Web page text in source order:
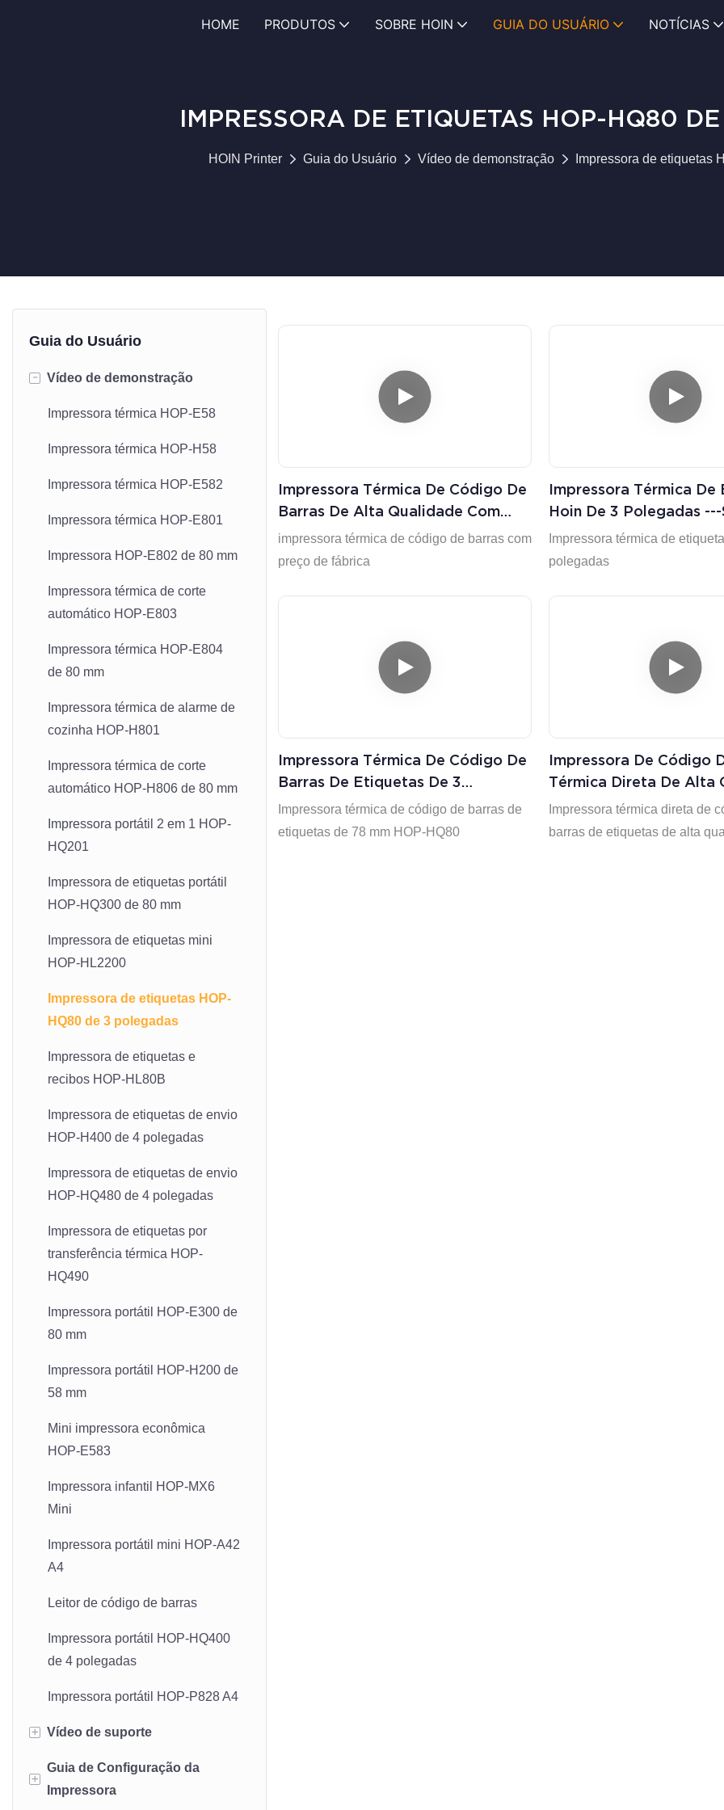
HOME PRODUTOS SOBRE HOIN GUIA DO USUÁRIO NOTÍCIAS
IMPRESSORA DE ETIQUETAS HOP-HQ80
HOIN Printer Guia do Usuário Vídeo de demonstração Impressora de etiquetas
Guia do Usuário
- Vídeo de demonstração
Impressora térmica HOP-E58
Impressora térmica HOP-H58
Impressora térmica HOP-E582
Impressora térmica HOP-E801
Impressora HOP-E802 de 80 mm
Impressora térmica de corte
automático HOP-E803
Impressora térmica HOP-E804
de 80 mm
Impressora térmica de alarme de
cozinha HOP-H801
Impressora térmica de corte
automático HOP-H806 de 80 mm
Impressora portátil 2 em 1 HOP-
HQ201
Impressora de etiquetas portátil
HOP-HQ300 de 80 mm
Impressora de etiquetas mini
HOP-HL2200
Impressora de etiquetas HOP-
HQ80 de 3 polegadas
Impressora de etiquetas e
recibos HOP-HL80B
Impressora de etiquetas de envio
HOP-H400 de 4 polegadas
Impressora de etiquetas de envio
HOP-HQ480 de 4 polegadas
Impressora de etiquetas por
transferência térmica HOP-
HQ490
Impressora portátil HOP-E300 de
80 mm
Impressora portátil HOP-H200 de
58 mm
Mini impressora econômica
HOP-E583
Impressora infantil HOP-MX6
Mini
Impressora portátil mini HOP-A42
A4
Leitor de código de barras
Impressora portátil HOP-HQ400
de 4 polegadas
Impressora portátil HOP-P828 A4
+ Vídeo de suporte
Impressora de etiquetas e
recibos HOP-HL80B
+
Guia de Configuração da
Impressora
Impressora Térmica De Código De
Barras De Alta Qualidade Com
Preço De Fábrica HOP-HQ80
impressora térmica de código de barras com
preço de fábrica
Impressora Térmica De
Hoin De 3 Polegadas
Código De Barras 1D 2D
+ Palavra De Fábrica
Impressora térmica de
polegadas
Impressora Térmica De Código De
Barras De Etiquetas De 3
Polegadas E 78 Mm HOP-HQ80
Com Bom Preço - HOIN
Impressora térmica de código de barras de
etiquetas de 78 mm HOP-HQ80
Impressora De Código
Térmica Direta De Alta
Hoin 78 Mm Para
Caixa Com Bom Preço -
Impressora térmica direta de
barras de etiquetas de alta